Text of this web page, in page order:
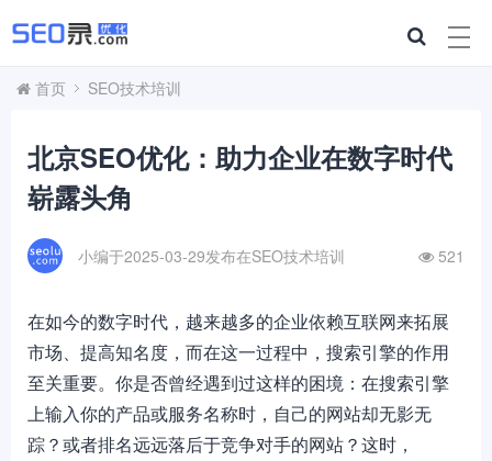
首页 SEO技术培训
北京SEO优化：助力企业在数字时代
崭露头角
小编于2025-03-29发布在SEO技术培训 521
在如今的数字时代，越来越多的企业依赖互联网来拓展
市场、提高知名度，而在这一过程中，搜索引擎的作用
至关重要。你是否曾经遇到过这样的困境：在搜索引擎
上输入你的产品或服务名称时，自己的网站却无影无
踪？或者排名远远落后于竞争对手的网站？这时，